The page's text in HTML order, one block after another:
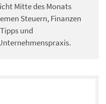
Mitte des Monats
Steuern, Finanzen
und